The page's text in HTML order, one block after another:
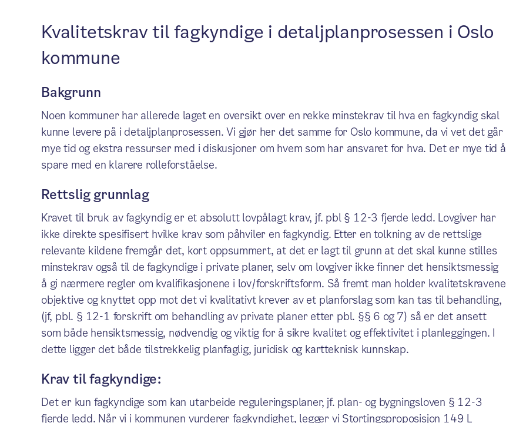
Kvalitetskrav til fagkyndige i detaljplanprosessen i Oslo
kommune
Bakgrunn
Noen kommuner har allerede laget en oversikt over en rekke minstekrav til hva en fagkyndig skal
kunne levere på i detaljplanprosessen. Vi gjør her det samme for Oslo kommune, da vi vet det går
mye tid og ekstra ressurser med i diskusjoner om hvem som har ansvaret for hva. Det er mye tid å
spare med en klarere rolleforståelse.
Rettslig grunnlag
Kravet til bruk av fagkyndig er et absolutt lovpålagt krav, jf. pbl § 12-3 fjerde ledd. Lovgiver har
ikke direkte spesifisert hvilke krav som påhviler en fagkyndig. Etter en tolkning av de rettslige
relevante kildene fremgår det, kort oppsummert, at det er lagt til grunn at det skal kunne stilles
minstekrav også til de fagkyndige i private planer, selv om lovgiver ikke finner det hensiktsmessig
å gi nærmere regler om kvalifikasjonene i lov/forskriftsform. Så fremt man holder kvalitetskravene
objektive og knyttet opp mot det vi kvalitativt krever av et planforslag som kan tas til behandling,
(jf, pbl. § 12-1 forskrift om behandling av private planer etter pbl. §§ 6 og 7) så er det ansett
som både hensiktsmessig, nødvendig og viktig for å sikre kvalitet og effektivitet i planleggingen. I
dette ligger det både tilstrekkelig planfaglig, juridisk og kartteknisk kunnskap.
Krav til fagkyndige:
Det er kun fagkyndige som kan utarbeide reguleringsplaner, jf. plan- og bygningsloven § 12-3
fjerde ledd. Når vi i kommunen vurderer fagkyndighet, legger vi Stortingsproposisjon 149 L